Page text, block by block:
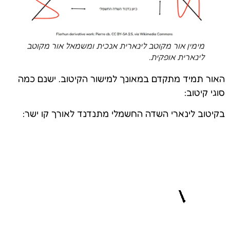
מימין אור מקוטב לינארית אנכית ומשמאל אור מקוטב
לינארית אופקית.
האור תמיד מתקדם במאונך למישור הקיטוב. ישנם כמה
סוגי קיטוב:
בקיטוב לינארי השדה החשמלי מתנדנד לאורך קו ישר: